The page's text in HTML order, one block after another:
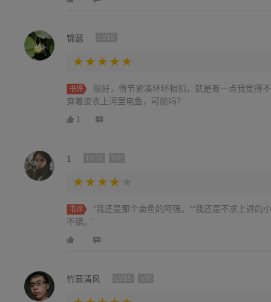
锦瑟
书评
很好，情节紧凑环环相扣，就是有一点我觉得
穿着皮衣上河里电鱼，可能吗？
1
1
书评
“我还是那个卖鱼的阿强。”“我还是不求上进的
不错。”
竹慕清风